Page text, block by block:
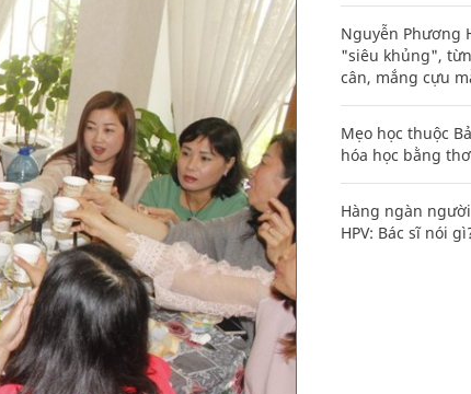
Nguyễn Phương
"siêu khủng",
cân, mắng cựu
Mẹo học thuộc
hóa học bằng
Hàng ngàn
HPV: Bác sĩ nói